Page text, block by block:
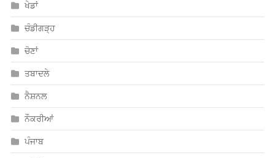
ਖੇਡਾਂ
ਚੰਡੀਗੜ੍ਹ
ਚੋਣਾਂ
ਤਬਾਦਲੇ
ਨੈਸ਼ਨਲ
ਨੌਕਰੀਆਂ
ਪੰਜਾਬ